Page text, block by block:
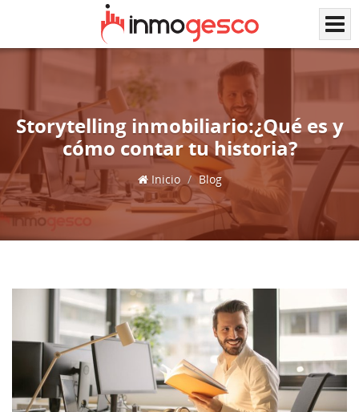
Storytelling inmobiliario:¿Qué es y
cómo contar tu historia?
Inicio Blog